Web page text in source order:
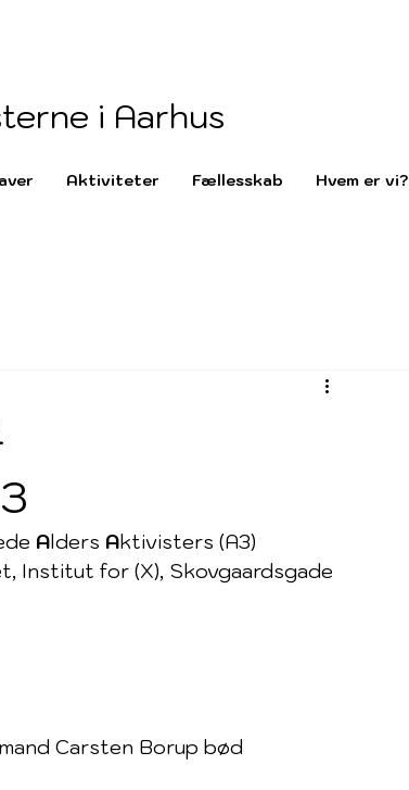
i Aarhus
Aktiviteter Fællesskab Hvem er vi?
Alders Aktivisters (A3)
Institut for (X), Skovgaardsgade
Carsten Borup bød